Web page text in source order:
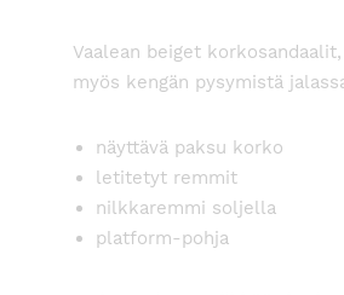
Vaalean beiget
myös kengän pysymistä
näyttävä paksu korko
letitetyt remmit
nilkkaremmi soljella
platform-pohja